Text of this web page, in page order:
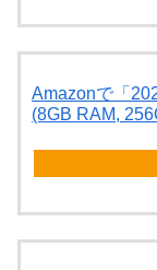
Amazonで「
(8GB RAM,